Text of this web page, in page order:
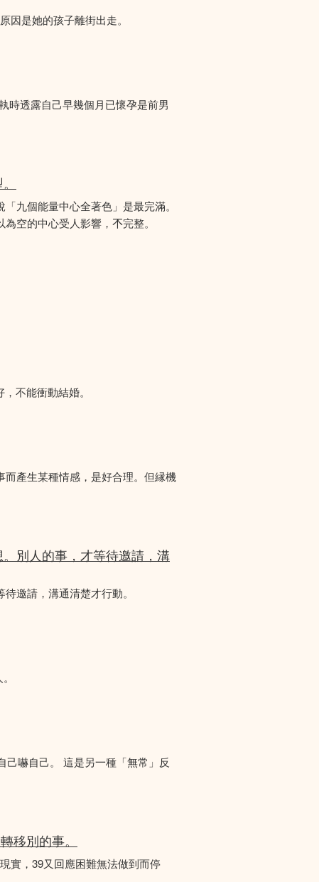
因是她的孩子離街出走。
時透露自己早幾個月已懷孕是前男
九個能量中心全著色」是最完滿。
空的中心受人影響，𣎴完整。
不能衝動結婚。
產生某種情感，是好合理。但縁機
別人的事，才等待邀請，溝
邀請，溝通清楚才行動。
嚇自己。 這是另一種「無常」反
移別的事。
實，39又回應困難無法做到而停